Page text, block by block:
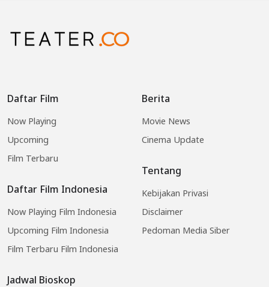
Daftar Film
Now Playing
Upcoming
Film Terbaru
Daftar Film Indonesia
Now Playing Film Indonesia
Upcoming Film Indonesia
Film Terbaru Film Indonesia
Jadwal Bioskop
Berita
Movie News
Cinema Update
Tentang
Kebijakan Privasi
Disclaimer
Pedoman Media Siber